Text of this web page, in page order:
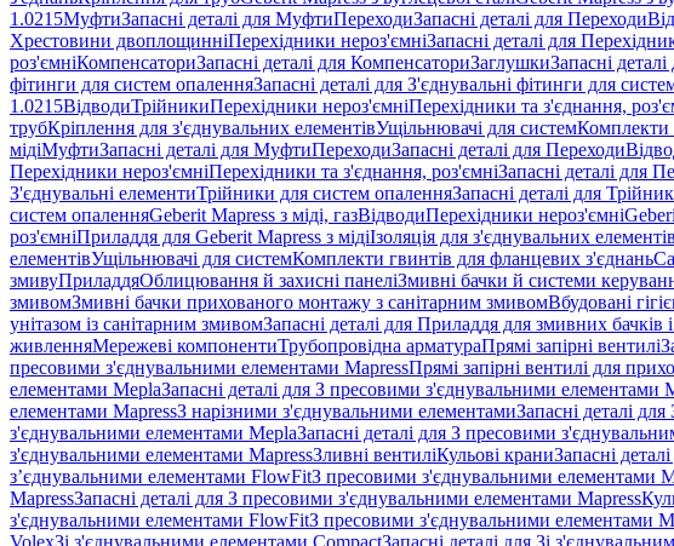
1.0215МуфтиЗапасні деталі для МуфтиПереходиЗапасні деталі для Переходи
Хрестовини двоплощинніПерехідники нероз'ємніЗапасні деталі для
роз'ємніКомпенсаториЗапасні деталі для КомпенсаториЗаглушкиЗапасні
фітинги для систем опаленняЗапасні деталі для З'єднувальні фітинги для
1.0215ВідводиТрійникиПерехідники нероз'ємніПерехідники та з'єднання,
трубКріплення для з'єднувальних елементівУщільнювачі для системКомплекти
мідіМуфтиЗапасні деталі для МуфтиПереходиЗапасні деталі для Переходи
Перехідники нероз'ємніПерехідники та з'єднання, роз'ємніЗапасні деталі для
З'єднувальні елементиТрійники для систем опаленняЗапасні деталі для
систем опаленняGeberit Mapress з міді, газВідводиПерехідники нероз'ємні
роз'ємніПриладдя для Geberit Mapress з мідіІзоляція для з'єднувальних елементів
елементівУщільнювачі для системКомплекти гвинтів для фланцевих з'єднань
змивуПриладдяОблицювання й захисні панеліЗмивні бачки й системи
змивомЗмивні бачки прихованого монтажу з санітарним змивомВбудовані
унітазом із санітарним змивомЗапасні деталі для Приладдя для змивних
живленняМережеві компонентиТрубопровідна арматураПрямі запірні вентилі
пресовими з'єднувальними елементами MapressПрямі запірні вентилі для
елементами MeplaЗапасні деталі для З пресовими з'єднувальними елементами
елементами MapressЗ нарізними з'єднувальними елементамиЗапасні деталі
з'єднувальними елементами MeplaЗапасні деталі для З пресовими
з'єднувальними елементами MapressЗливні вентиліКульові краниЗапасні
з’єднувальними елементами FlowFitЗ пресовими з'єднувальними елементами
MapressЗапасні деталі для З пресовими з'єднувальними елементами Mapress
з'єднувальними елементами FlowFitЗ пресовими з'єднувальними елементами
VolexЗі з'єднувальними елементами CompactЗапасні деталі для Зі